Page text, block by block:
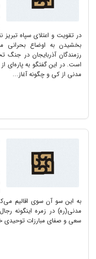
در تقویت و اعتلای سپاه تبریز
بخشیدن به اوضاع بحرانی
رزمندگان آذربایجان در جنگ
است. در این گفتگو به پاره‌ای
مدنی از کی و چگونه آغاز...
به‌ این‌ سو آن‌ سوی‌ اقالیم‌
مدنی(ره) در زمره‌ اینگونه‌
سعی‌ و صفای‌ مبارزات‌ توحیدی‌ خود